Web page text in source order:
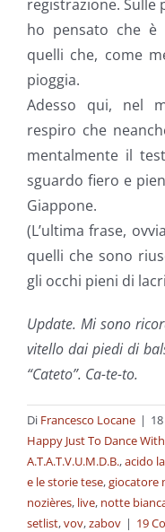
registrazione. Sulle
ho pensato che è
quelli che, come
pioggia.
Adesso qui, nel
respiro che
mentalmente il
sguardo fiero e
Giappone.
(L’ultima frase,
quelli che sono
gli occhi pieni di
Update. Mi sono
vitello dai piedi di
“Cateto”. Ca-te-to.
Di Francesco Locane |
Happy Just To Dance
A.T.A.T.V.U.M.D.B.,acido
e le storie tese,giocatore
nozières, live, notte
setlist,vov,zabov | 19